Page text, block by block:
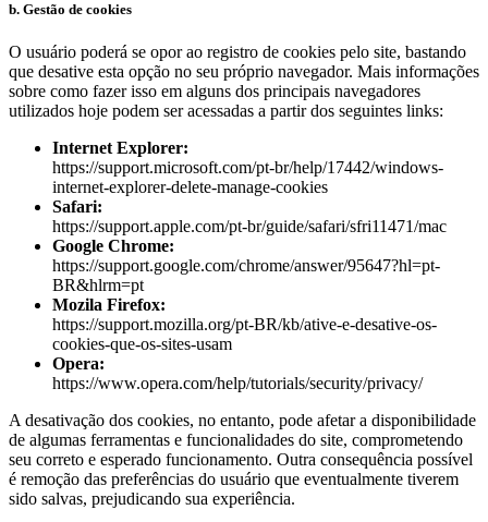
b. Gestão de cookies
O usuário poderá se opor ao registro de cookies pelo site, bastando
que desative esta opção no seu próprio navegador. Mais informações
sobre como fazer isso em alguns dos principais navegadores
utilizados hoje podem ser acessadas a partir dos seguintes links:
Internet Explorer:
https://support.microsoft.com/pt-br/help/17442/windows-
internet-explorer-delete-manage-cookies
Safari:
https://support.apple.com/pt-br/guide/safari/sfri11471/mac
Google Chrome:
https://support.google.com/chrome/answer/95647?hl=pt-
BR&hlrm=pt
Mozila Firefox:
https://support.mozilla.org/pt-BR/kb/ative-e-desative-os-
cookies-que-os-sites-usam
Opera:
https://www.opera.com/help/tutorials/security/privacy/
A desativação dos cookies, no entanto, pode afetar a disponibilidade
de algumas ferramentas e funcionalidades do site, comprometendo
seu correto e esperado funcionamento. Outra consequência possível
é remoção das preferências do usuário que eventualmente tiverem
sido salvas, prejudicando sua experiência.